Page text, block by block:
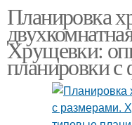
Планировка
Хрущевки:
планировки с